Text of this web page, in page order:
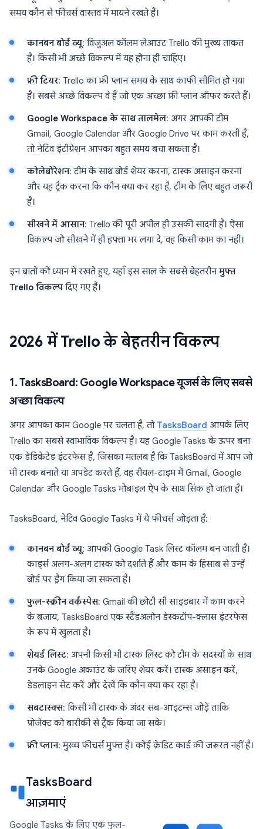
समय कौन से फीचर्स वास्तव में मायने रखते हैं।
कानबन बोर्ड व्यू: विजुअल कॉलम लेआउट Trello की मुख्य ताकत
है। किसी भी अच्छे विकल्प में यह होना ही चाहिए।
फ्री टियर: Trello का फ्री प्लान समय के साथ काफी सीमित हो गया
है। सबसे अच्छे विकल्प वे हैं जो एक अच्छा फ्री प्लान ऑफर करते हैं।
Google Workspace के साथ तालमेल: अगर आपकी टीम
Gmail, Google Calendar और Google Drive पर काम करती है,
तो नेटिव इंटीग्रेशन आपका बहुत समय बचा सकता है।
कोलेबोरेशन: टीम के साथ बोर्ड शेयर करना, टास्क असाइन करना
और यह ट्रैक करना कि कौन क्या कर रहा है, टीम के लिए बहुत जरूरी
है।
सीखने में आसान: Trello की पूरी अपील ही उसकी सादगी है। ऐसा
विकल्प जो सीखने में ही हफ्ता भर लगा दे, वह किसी काम का नहीं।
इन बातों को ध्यान में रखते हुए, यहाँ इस साल के सबसे बेहतरीनमुफ्त
Trello विकल्पदिए गए हैं।
2026 में Trello के बेहतरीन विकल्प
1. TasksBoard: Google Workspace यूजर्स के लिए सबसे
अच्छा विकल्प
अगर आपका काम Google पर चलता है, तोTasksBoard आपके लिए
Trello का सबसे स्वाभाविक विकल्प है। यह Google Tasks के ऊपर बना
एक डेडिकेटेड इंटरफेस है, जिसका मतलब है कि TasksBoard में आप जो
भी टास्क बनाते या अपडेट करते हैं, वह रीयल-टाइम में Gmail, Google
Calendar और Google Tasks मोबाइल ऐप के साथ सिंक हो जाता है।
TasksBoard, नेटिव Google Tasks में ये फीचर्स जोड़ता है:
कानबन बोर्ड व्यू: आपकी Google Task लिस्ट कॉलम बन जाती है।
कार्ड्स अलग-अलग टास्क को दर्शाते हैं और काम के हिसाब से उन्हें
बोर्ड पर ड्रैग किया जा सकता है।
फुल-स्क्रीन वर्कस्पेस: Gmail की छोटी सी साइडबार में काम करने
के बजाय, TasksBoard एक स्टैंडअलोन डेस्कटॉप-क्लास इंटरफेस
के रूप में खुलता है।
शेयर्ड लिस्ट: अपनी किसी भी टास्क लिस्ट को टीम के सदस्यों के साथ
उनके Google अकाउंट के जरिए शेयर करें। टास्क असाइन करें,
डेडलाइन सेट करें और देखें कि कौन क्या कर रहा है।
सबटास्क्स: किसी भी टास्क के अंदर सब-आइटम्स जोड़ें ताकि
प्रोजेक्ट को बारीकी से ट्रैक किया जा सके।
फ्री प्लान: मुख्य फीचर्स मुफ्त हैं। कोई क्रेडिट कार्ड की जरूरत नहीं है।
TasksBoard
आज़माएं
Google Tasks के लिए एक फुल-